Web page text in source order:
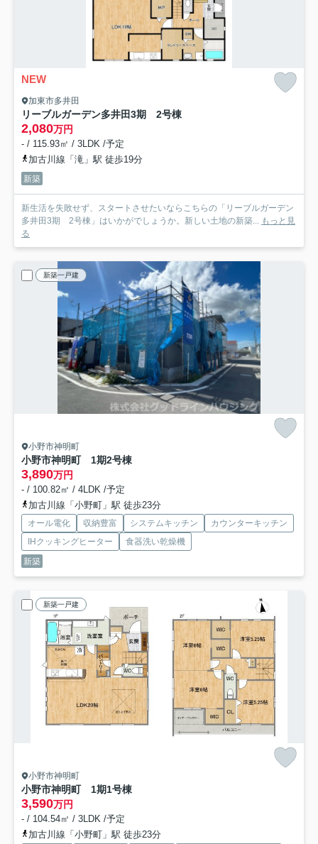
NEW
加東市多井田
リーブルガーデン多井田3期 2号棟
2,080万円
- / 115.93㎡ / 3LDK /予定
加古川線「滝」駅 徒歩19分
新築
新生活を失敗せず、スタートさせたいならこちらの「リーブルガーデン
多井田3期 2号棟」はいかがでしょうか。新しい土地の新築... もっと見
る
新築一戸建
小野市神明町
小野市神明町 1期2号棟
3,890万円
- / 100.82㎡ / 4LDK /予定
加古川線「小野町」駅 徒歩23分
オール電化 収納豊富 システムキッチン
カウンターキッチン
IHクッキングヒーター
食器洗い乾燥機
新築
新築一戸建
小野市神明町
小野市神明町 1期1号棟
3,590万円
- / 104.54㎡ / 3LDK /予定
加古川線「小野町」駅 徒歩23分